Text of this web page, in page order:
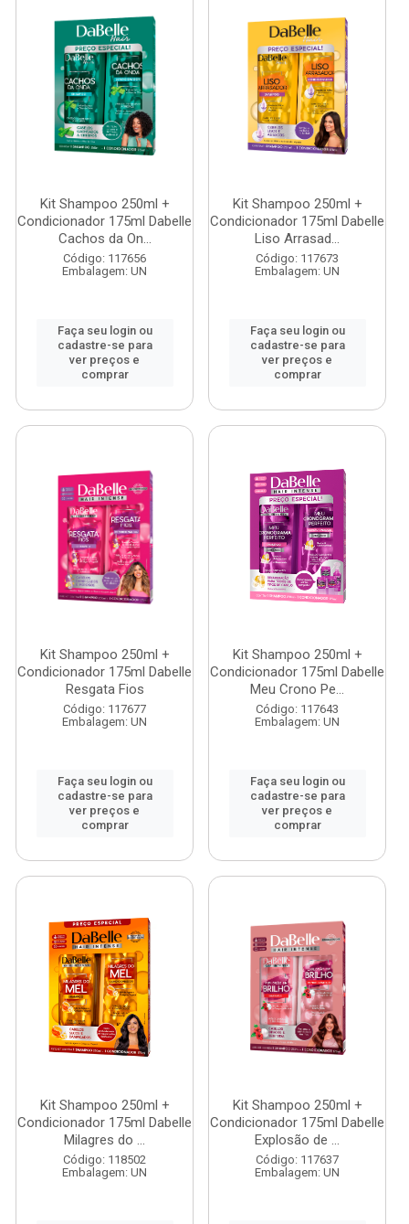
Kit Shampoo 250ml +
Condicionador 175ml Dabelle
Cachos da On...
Código: 117656
Embalagem: UN
Faça seu login ou
cadastre-se para
ver preços e
comprar
Kit Shampoo 250ml +
Condicionador 175ml Dabelle
Liso Arrasad...
Código: 117673
Embalagem: UN
Faça seu login ou
cadastre-se para
ver preços e
comprar
Kit Shampoo 250ml +
Condicionador 175ml Dabelle
Resgata Fios
Código: 117677
Embalagem: UN
Faça seu login ou
cadastre-se para
ver preços e
comprar
Kit Shampoo 250ml +
Condicionador 175ml Dabelle
Meu Crono Pe...
Código: 117643
Embalagem: UN
Faça seu login ou
cadastre-se para
ver preços e
comprar
Kit Shampoo 250ml +
Condicionador 175ml Dabelle
Milagres do ...
Código: 118502
Embalagem: UN
Kit Shampoo 250ml +
Condicionador 175ml Dabelle
Explosão de ...
Código: 117637
Embalagem: UN